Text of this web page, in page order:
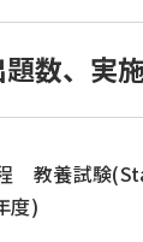
採用試験
、自治体によ
わけではあり
都市のような
数、実
教養試験
度)